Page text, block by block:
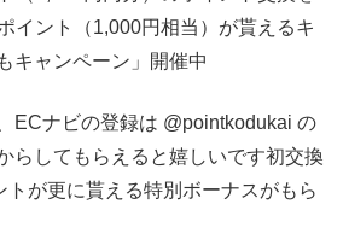
イント（1,000円相当）が貰えるキ
キャンペーン」開催中
ECナビの登録は @pointkodukai の
らしてもらえると嬉しいです️初交換
トが更に貰える特別ボーナスがもら